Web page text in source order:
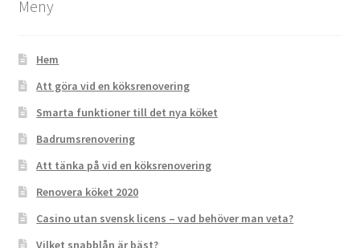
Meny
Hem
Att göra vid en köksrenovering
Smarta funktioner till det nya köket
Badrumsrenovering
Att tänka på vid en köksrenovering
Renovera köket 2020
Casino utan svensk licens – vad behöver man veta?
Vilket snabblån är bäst?